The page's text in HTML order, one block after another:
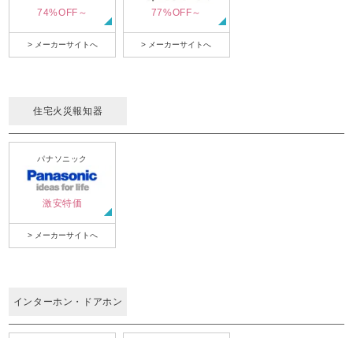
74%OFF～
> メーカーサイトへ
77%OFF～
> メーカーサイトへ
住宅火災報知器
パナソニック
激安特価
> メーカーサイトへ
インターホン・ドアホン